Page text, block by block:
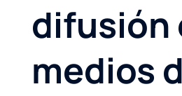
difusión
medios